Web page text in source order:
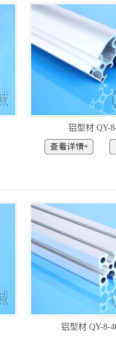
铝型材 QY-
铝型材 QY-8-